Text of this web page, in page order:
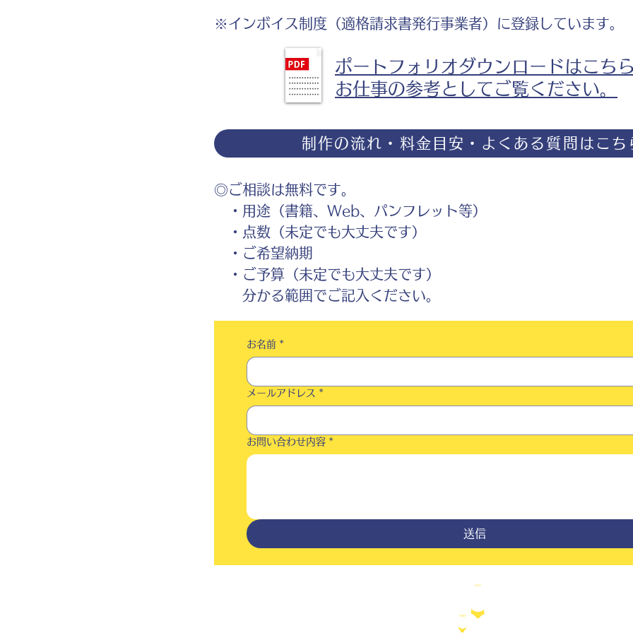
※インボイス制度（適格請求書発行事業者）に登録しています。
ポートフォリオダウンロードはこち
お仕事の参考としてご覧ください。
制作の流れ・料金目安・よくある質問はこち
◎ご相談は無料です。
・用途（書籍、Web、パンフレット等）
・点数（未定でも大丈夫です）
・ご希望納期
・ご予算（未定でも大丈夫です）
分かる範囲でご記入ください。
お名前 *
メールアドレス *
お問い合わせ内容 *
送信